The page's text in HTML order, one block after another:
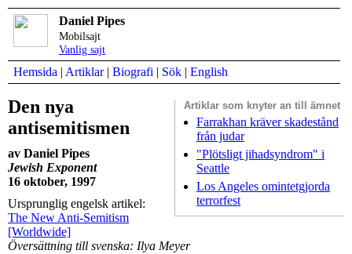
Daniel Pipes
Mobilsajt
Vanlig sajt
Hemsida | Artiklar| Biografi | Sök | English
Artiklar som knyter an till ämnet
Farrakhan kräver skadestånd
från judar
"Plötsligt jihadsyndrom" i
Seattle
Los Angeles omintetgjorda
terrorfest
Den nya
antisemitismen
av Daniel Pipes
Jewish Exponent
16 oktober, 1997
Ursprunglig engelsk artikel:
The New Anti-Semitism
[Worldwide]
Översättning till svenska: Ilya Meyer